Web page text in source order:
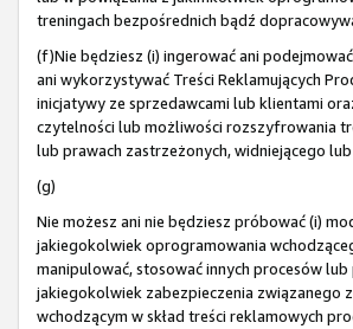
treningach bezpośrednich bądź
(f)Nie będziesz (i) ingerować ani
ani wykorzystywać Treści Reklamujących
inicjatywy ze sprzedawcami lub klientami
czytelności lub możliwości rozszyfrowania
lub prawach zastrzeżonych, widniejącego
(g)
Nie możesz ani nie będziesz próbować (i)
jakiegokolwiek oprogramowania
manipulować, stosować innych procesów
jakiegokolwiek zabezpieczenia związanego
wchodzącym w skład treści reklamowych